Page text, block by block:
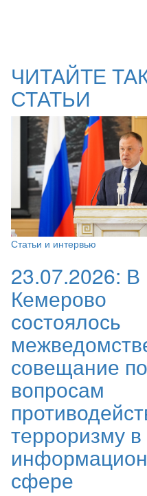
ЧИТАЙТЕ
СТАТЬИ
Статьи и интервью
23.07.2026: В
Кемерово
состоялось
совещание по
вопросам
терроризму в
сфере